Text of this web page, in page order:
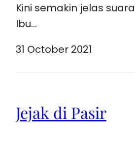
Kini semakin jelas
Ibu…
31 October 2021
Jejak di Pasir